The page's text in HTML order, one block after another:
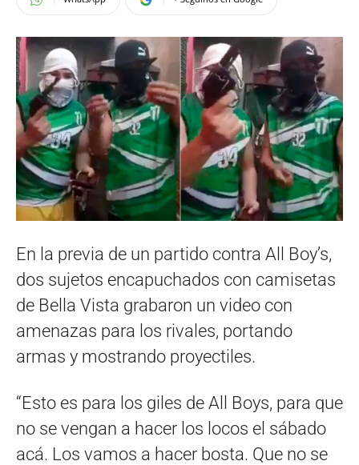
En la previa de un partido contra All Boy’s,
dos sujetos encapuchados con camisetas
de Bella Vista grabaron un video con
amenazas para los rivales, portando
armas y mostrando proyectiles.
“Esto es para los giles de All Boys, para que
no se vengan a hacer los locos el sábado
acá. Los vamos a hacer bosta. Que no se